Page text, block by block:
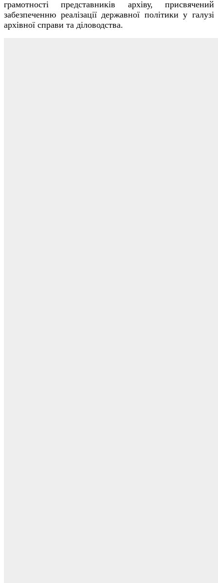
грамотності представників архіву, присвячений
забезпеченню реалізації державної політики у галузі
архівної справи та діловодства.